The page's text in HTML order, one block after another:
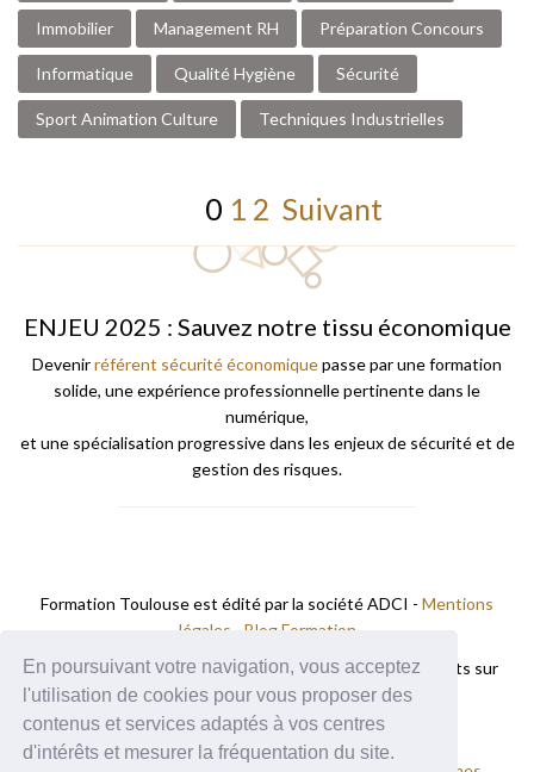
En poursuivant votre navigation, vous acceptez
l'utilisation de cookies pour vous proposer des
contenus et services adaptés à vos centres
d'intérêts et mesurer la fréquentation du site.
Immobilier Management RH Préparation Concours
Informatique Qualité Hygiène Sécurité
Sport Animation Culture Techniques Industrielles
0 1 2 Suivant
ENJEU 2025 : Sauvez notre tissu économique
Devenirréférent sécurité économiquepasse par une formation
solide, une expérience professionnelle pertinente dans le
numérique,
et une spécialisation progressive dans les enjeux de sécurité et de
gestion des risques.
Formation Toulouse est édité par la société ADCI - Mentions
légales
Blog Formation
Lescentres de formationetécoles de commerceprésents sur
Formation A Toulouse.
Vous trouverez des formations à